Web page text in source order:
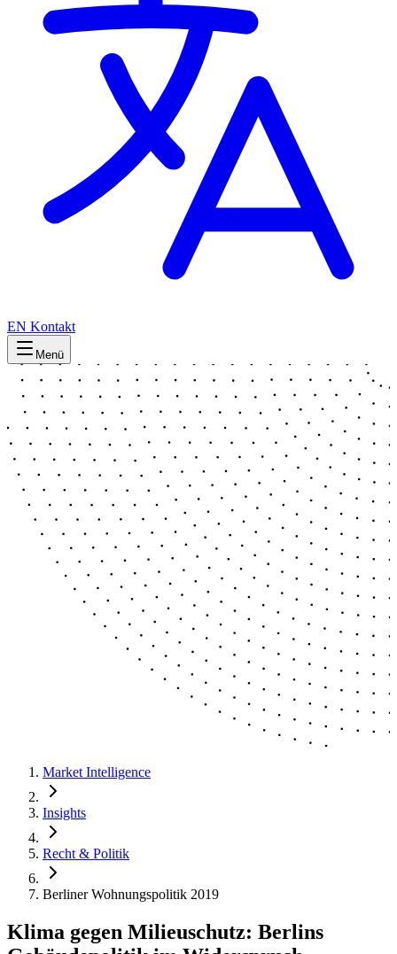
EN Kontakt
Menü
Market Intelligence
Insights
Recht & Politik
Berliner Wohnungspolitik 2019
Klima gegen Milieuschutz: Berlins